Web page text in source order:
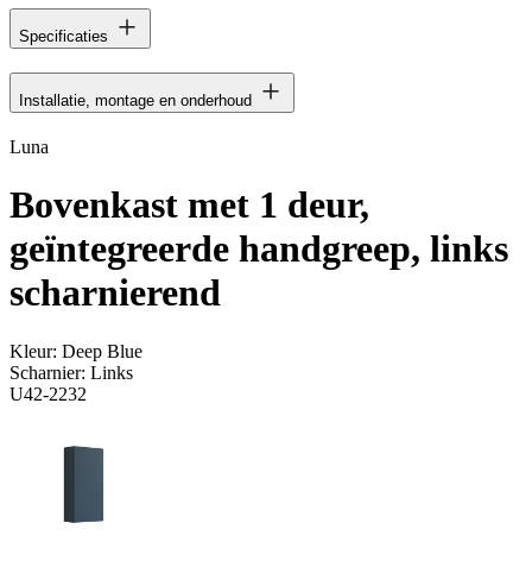
Specificaties
Installatie, montage en onderhoud
Luna
Bovenkast met 1 deur,
geïntegreerde handgreep, links
scharnierend
Kleur: Deep Blue
Scharnier: Links
U42-2232